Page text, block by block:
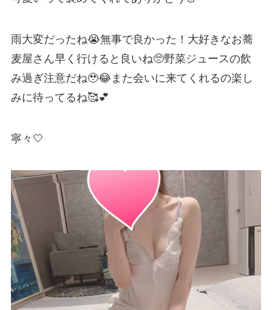
雨大変だったね😭無事で良かった！大好きなお蕎
麦屋さん早く行けると良いね🥺野菜ジュースの飲
み過ぎ注意だね🥹😂また会いに来てくれるの楽し
みに待ってるね🥰💕
寧々🤍